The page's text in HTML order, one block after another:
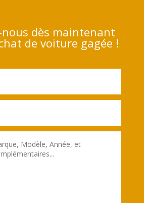
nous dès maintenant
de voiture gagée !